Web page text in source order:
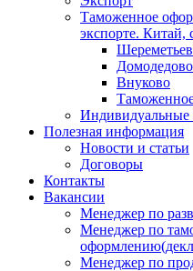
Таможенное
экспорте.
Домодедово
Внуково
Индивидуальные
Полезная информация
Новости и статьи
Договоры
Контакты
Вакансии
Менеджер по
Менеджер по
Менеджер по